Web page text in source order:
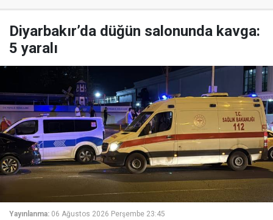
Diyarbakır’da düğün salonunda kavga:
5 yaralı
Yayınlanma: 06 Ağustos 2026 Perşembe 23:45